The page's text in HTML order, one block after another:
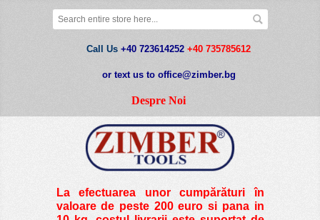
Call Us +40 723614252 +40 735785612
or text us to office@zimber.bg
Despre Noi
La efectuarea unor cumpărături în
valoare de peste200 euro si pana in